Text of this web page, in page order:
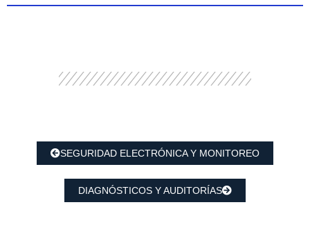
SEGURIDAD ELECTRÓNICA Y MONITOREO
DIAGNÓSTICOS Y AUDITORÍAS